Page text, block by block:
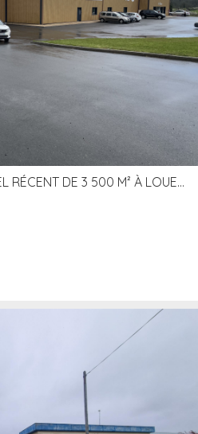
BEAU BÂTIMENT INDUSTRIEL RÉCENT DE 3 500 M² À LOUER OU VENDRE PROCHE PÉRIGUEUX (24)